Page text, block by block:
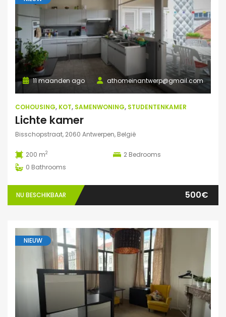
athomeinantwerp@gmail.com
11 maanden ago
COHOUSING, KOT, SAMENWONING, STUDENTENKAMER
Lichte kamer
Bisschopstraat, 2060 Antwerpen, België
200 m2 2 Bedrooms
0 Bathrooms
NU BESCHIKBAAR 500€
NIEUW